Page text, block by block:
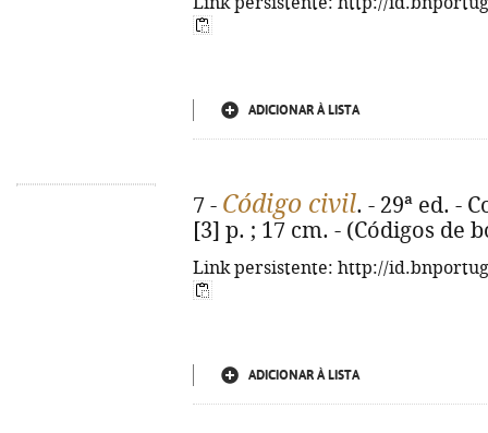
ADICIONAR À LISTA
7 - Código civil. - 29ª ed. -
[3] p. ; 17 cm. - (Códigos de
Link persistente: http://
ADICIONAR À LISTA